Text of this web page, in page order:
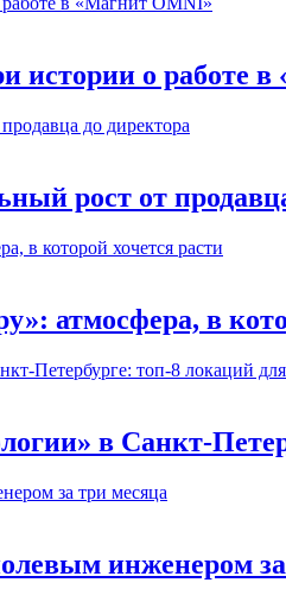
истории о работе
рост от
атмосфера, в
в Санкт-
инженером